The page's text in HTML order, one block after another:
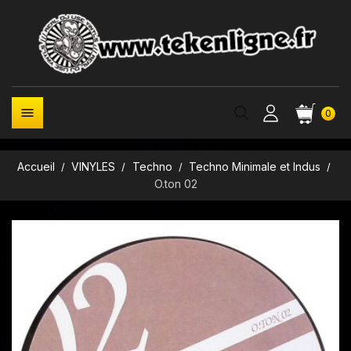
0

Accueil VINYLES Techno
Techno Minimale et Indus
O.ton 02